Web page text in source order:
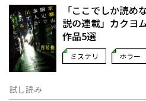
「ここでしか読め
説の連載」――カク
作品5選
ミステリ ホラー
試し読み